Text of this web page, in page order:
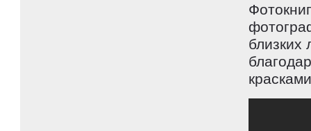
близких